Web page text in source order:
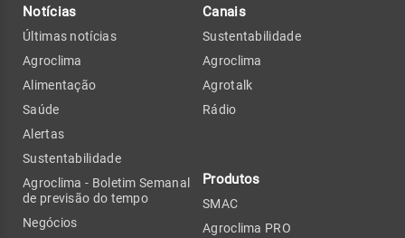
Notícias
Últimas notícias
Agroclima
Alimentação
Saúde
Alertas
Sustentabilidade
Agroclima - Boletim Semanal
de previsão do tempo
Negócios
Canais
Sustentabilidade
Agroclima
Agrotalk
Rádio
Produtos
SMAC
Agroclima PRO